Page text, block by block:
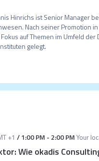
Hinrichs ist Senior Manager
Nach seiner Promotion
auf Themen im Umfeld
gelegt.
+1 /1:00 PM - 2:00 PMYour
Wie okadis